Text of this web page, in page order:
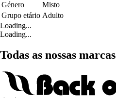
Género
Misto
Grupo etário Adulto
Loading...
Loading...
Todas as nossas marcas